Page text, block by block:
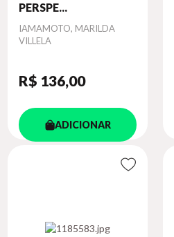
PERSPE...
Autor
IAMAMOTO, MARILDA
VILLELA
R$ 136,00
ADICIONAR